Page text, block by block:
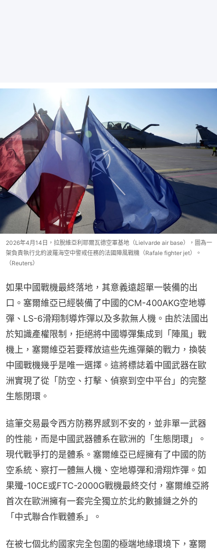
2026年4月14日，拉脫維亞利耶爾瓦德空軍基地（Lielvarde air base），圖為一
架負責執行北約波羅海空中警戒任務的法國陣風戰機（Rafale fighter jet）。
（Reuters）
如果中國戰機最終落地，其意義遠超單一裝備的出
口。塞爾維亞已經裝備了中國的CM-400AKG空地導
彈、LS-6滑翔制導炸彈以及多款無人機。由於法國出
於知識產權限制，拒絕將中國導彈集成到「陣風」戰
機上，塞爾維亞若要釋放這些先進彈藥的戰力，換裝
中國戰機幾乎是唯一選擇。這將標誌着中國武器在歐
洲實現了從「防空、打擊、偵察到空中平台」的完整
生態閉環。
這筆交易最令西方防務界感到不安的，並非單一武器
的性能，而是中國武器體系在歐洲的「生態閉環」。
現代戰爭打的是體系。塞爾維亞已經擁有了中國的防
空系統、察打一體無人機、空地導彈和滑翔炸彈。如
果殲-10CE或FTC-2000G戰機最終交付，塞爾維亞將
首次在歐洲擁有一套完全獨立於北約數據鏈之外的
「中式聯合作戰體系」。
在被七個北約國家完全包圍的極端地緣環境下，塞爾